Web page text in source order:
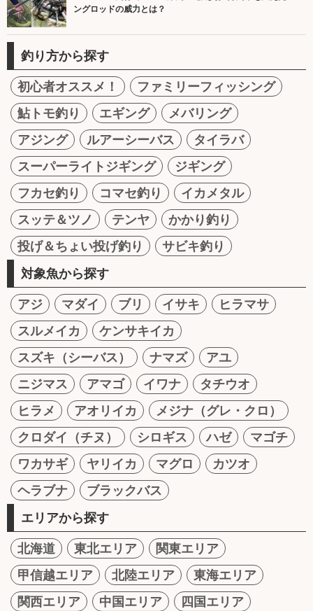
ングロッドの威力とは？
釣り方から探す
初心者オススメ！
ファミリーフィッシング
鮎トモ釣り
エギング
メバリング
アジング
ルアーシーバス
タイラバ
スーパーライトジギング
ジギング
フカセ釣り
コマセ釣り
イカメタル
スッテ＆ツノ
テンヤ
かかり釣り
投げ＆ちょい投げ釣り
サビキ釣り
対象魚から探す
アジ マダイ ブリ イサキ
ヒラマサ
スルメイカ
ケンサキイカ
スズキ（シーバス）
ナマズ
アユ
ニジマス
アマゴ イワナ
タチウオ
ヒラメ
アオリイカ
メジナ（グレ・クロ）
クロダイ（チヌ）
シロギス ハゼ
マゴチ
ワカサギ
ヤリイカ マグロ
カツオ
ヘラブナ
ブラックバス
エリアから探す
北海道 東北エリア
関東エリア
甲信越エリア
北陸エリア
東海エリア
関西エリア
中国エリア
四国エリア